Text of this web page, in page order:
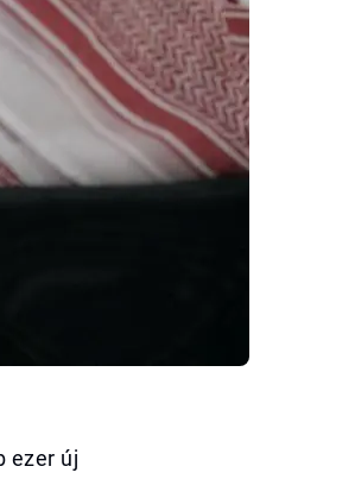
ezer új